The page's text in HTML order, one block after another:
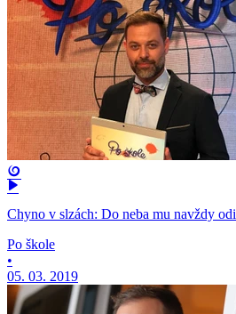
Chyno v slzách: Do neba mu navždy
Po škole
•
05. 03. 2019